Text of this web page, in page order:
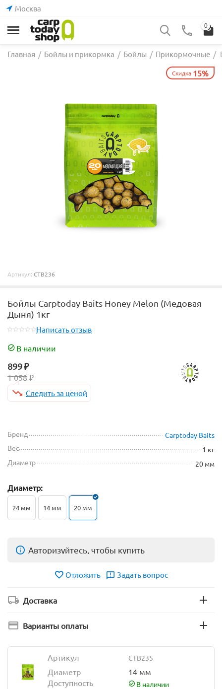
Москва
0
Главная / Бойлы и прикормка / Бойлы / Прикормочные /
Скидка 15%
Артикул: CTB236
Бойлы Carptoday Baits Honey Melon (Медовая
Дыня) 1кг
Написать отзыв
В наличии
899₽
1 058 ₽
Следить за ценой
Бренд
Carptoday Baits
Вес
1 кг
Диаметр
20 мм
Диаметр:
24 мм 14 мм 20 мм
Авторизуйтесь, чтобы купить
Отложить Задать вопрос
Доставка
Варианты оплаты
Артикул CTB235
Диаметр
14 мм
Доступность
В наличии